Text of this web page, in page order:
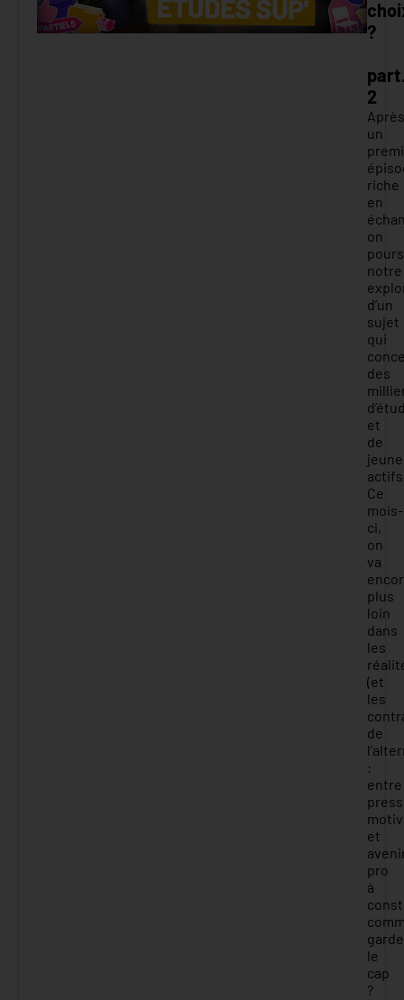
?
2
Après
un
riche
en
on
notre
d’un
sujet
qui
des
et
de
Ce
mois-
ci,
on
va
plus
loin
dans
les
(et
les
de
:
entre
et
pro
à
le
cap
?